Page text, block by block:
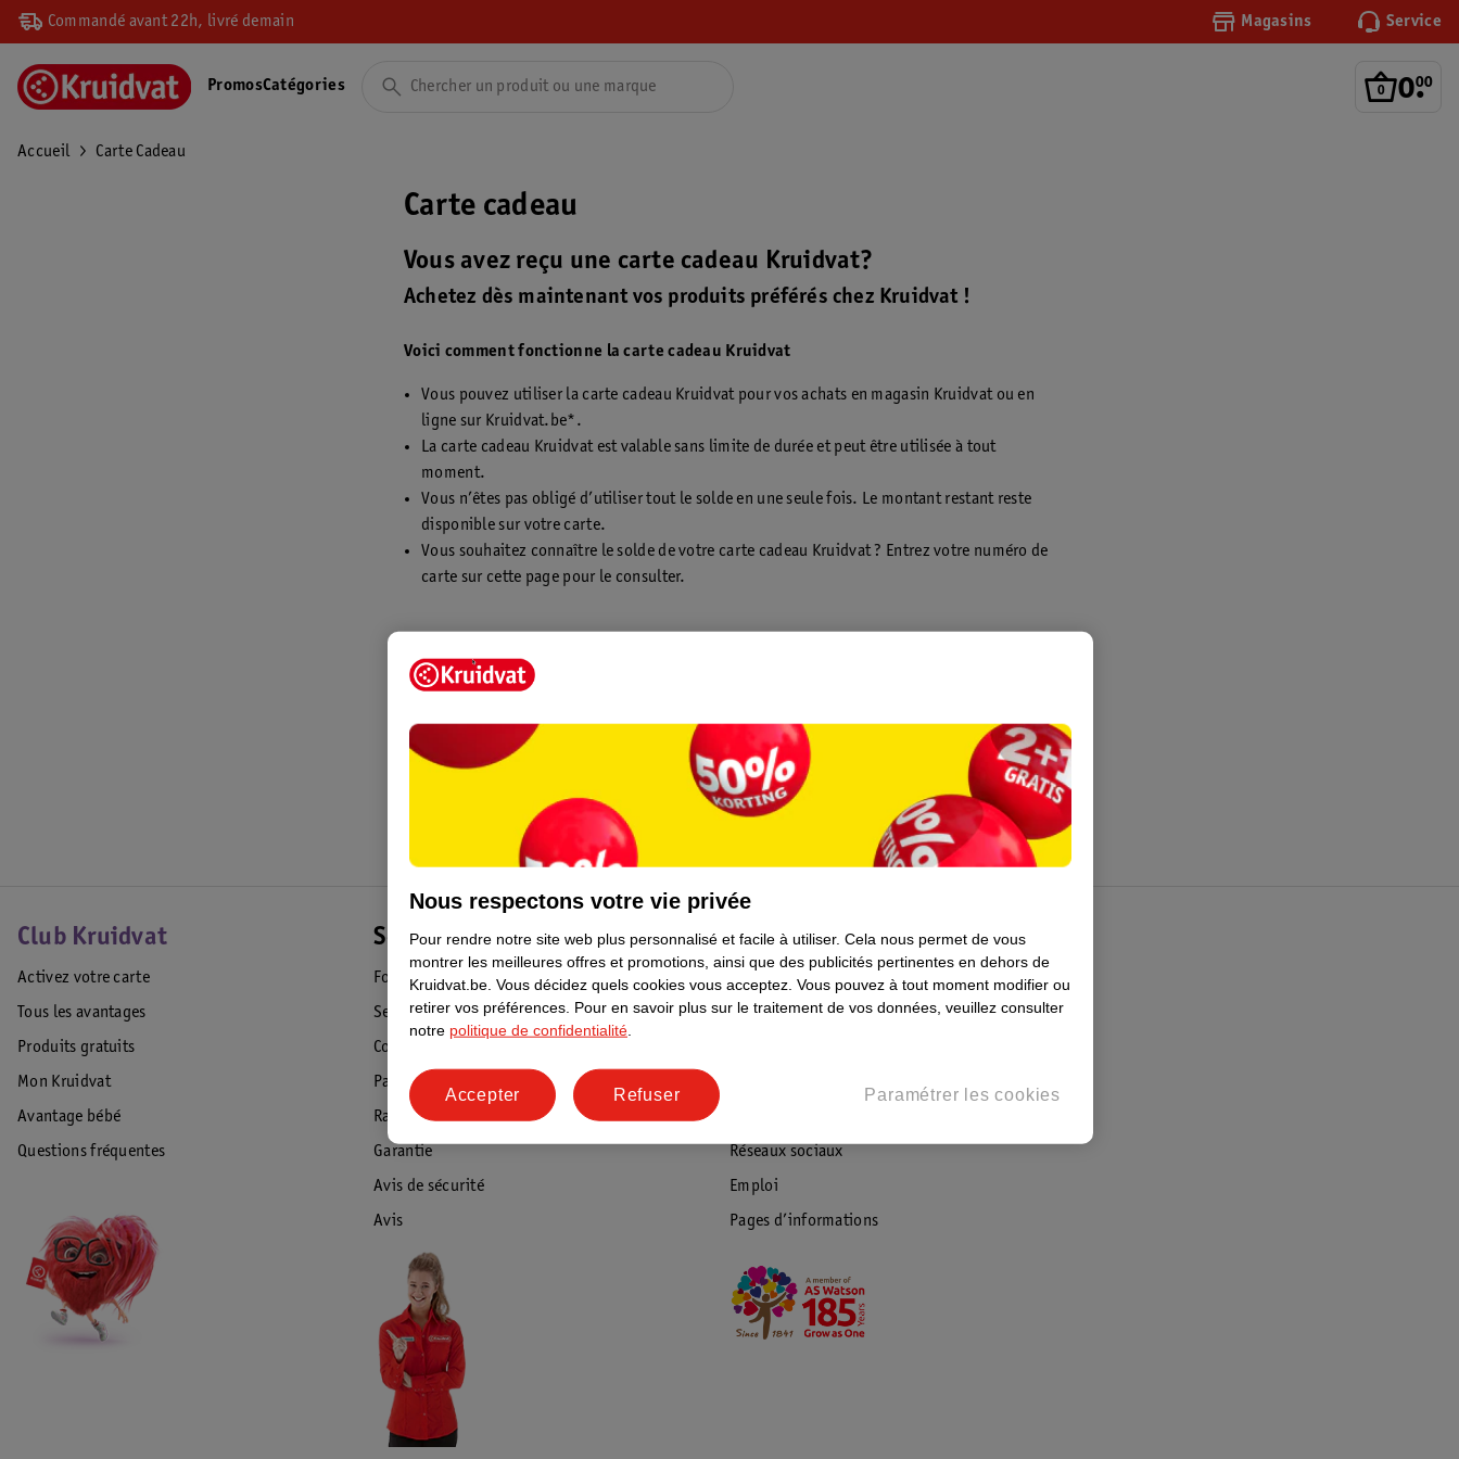
Commandé avant 22h, livré demain Magasins Service
0.
00
PromosCatégories
Accueil Carte Cadeau
Carte cadeau
Vous avez reçu une carte cadeau Kruidvat?
Achetez dès maintenant vos produits préférés chez Kruidvat !
Voici comment fonctionne la carte cadeau Kruidvat
Vous pouvez utiliser la carte cadeau Kruidvat pour vos achats en magasin Kruidvat ou en
ligne sur Kruidvat.be*.
La carte cadeau Kruidvat est valable sans limite de durée et peut être utilisée à tout
moment.
Vous n’êtes pas obligé d’utiliser tout le solde en une seule fois. Le montant restant reste
disponible sur votre carte.
Vous souhaitez connaître le solde de votre carte cadeau Kruidvat ? Entrez votre numéro de
carte sur cette page pour le consulter.
La carte cadeau Kruidvat est uniquement disponible à l’achat dans nos magasins. Les cartes
Bon shopping!
*La carte cadeau ne peut pas être utilisée pour nos produits photo et services en ligne.
Club Kruidvat
Activez votre carte
Tous les avantages
Produits gratuits
Mon Kruidvat
Avantage bébé
Questions fréquentes
Service Clientèle
Foire aux questions
Service Clientèle
Commande & Livraison
Paiement
Rappel & Retour
Garantie
Avis de sécurité
Avis
Tout sur Kruidvat
À propos de Kruidvat
Presse
Réseaux sociaux
Emploi
Pages d’informations
Nous respectons votre vie privée
Pour rendre notre site web plus personnalisé et facile à utiliser. Cela nous permet de vous
montrer les meilleures offres et promotions, ainsi que des publicités pertinentes en dehors de
Kruidvat.be. Vous décidez quels cookies vous acceptez. Vous pouvez à tout moment modifier ou
retirer vos préférences. Pour en savoir plus sur le traitement de vos données, veuillez consulter
notre politique de confidentialité
Paramétrer les cookies
Refuser
Accepter